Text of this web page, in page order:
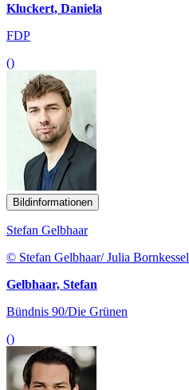
Kluckert, Daniela
FDP
()
Bildinformationen
Stefan Gelbhaar
© Stefan Gelbhaar/ Julia Bornkessel
Gelbhaar, Stefan
Bündnis 90/Die Grünen
()